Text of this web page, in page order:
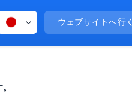
ウェブサイトへ行く